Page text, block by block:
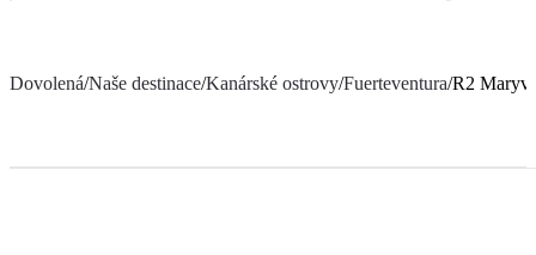
Dovolená/Naše destinace/Kanárské ostrovy/Fuerteventura/R2